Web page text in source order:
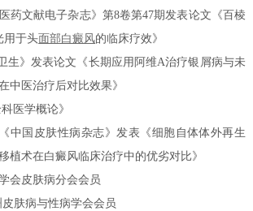
文献电子杂志》第8卷第47期发表论文《百棱
用于头面部白癜风的临床疗效》
》发表论文《长期应用阿维A治疗银屑病与未
中医治疗后对比效果》
医学概论》
国皮肤性病杂志》发表《细胞自体体外再生
植术在白癜风临床治疗中的优劣对比》
皮肤病分会会员
肤病与性病学会会员